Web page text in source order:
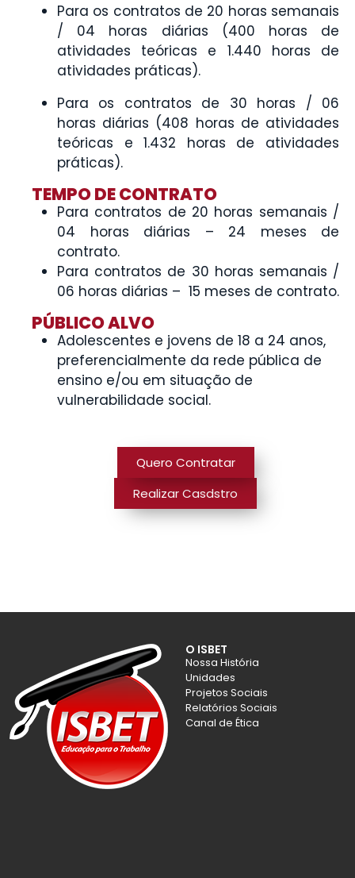
Para os contratos de 20 horas semanais
/ 04 horas diárias (400 horas de
atividades teóricas e 1.440 horas de
atividades práticas).
Para os contratos de 30 horas / 06
horas diárias (408 horas de atividades
teóricas e 1.432 horas de atividades
práticas).
TEMPO DE CONTRATO
Para contratos de 20 horas semanais /
04 horas diárias – 24 meses de
contrato.
Para contratos de 30 horas semanais /
06 horas diárias – 15 meses de contrato.
PÚBLICO ALVO
Adolescentes e jovens de 18 a 24 anos,
preferencialmente da rede pública de
ensino e/ou em situação de
vulnerabilidade social.
Realizar Casdstro
Quero Contratar
O ISBET
Nossa História
Unidades
Projetos Sociais
Relatórios Sociais
Canal de Ética